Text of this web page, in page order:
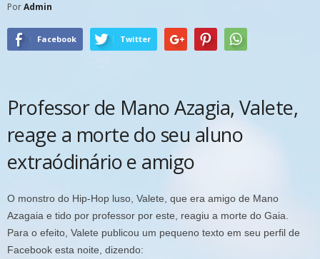
PorAdmin
Facebook Twitter
Professor de Mano Azagia, Valete,
reage a morte do seu aluno
extraódinário e amigo
O monstro do Hip-Hop luso, Valete, que era amigo de Mano
Azagaia e tido por professor por este, reagiu a morte do Gaia.
Para o efeito, Valete publicou um pequeno texto em seu perfil de
Facebook esta noite, dizendo: